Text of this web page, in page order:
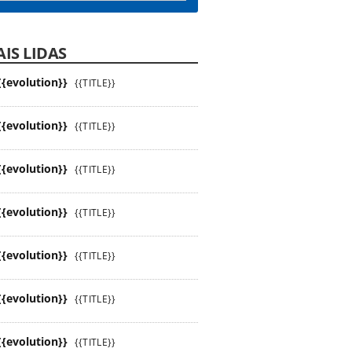
LIDAS
{{TITLE}}
{{TITLE}}
{{TITLE}}
{{TITLE}}
{{TITLE}}
{{TITLE}}
{{TITLE}}